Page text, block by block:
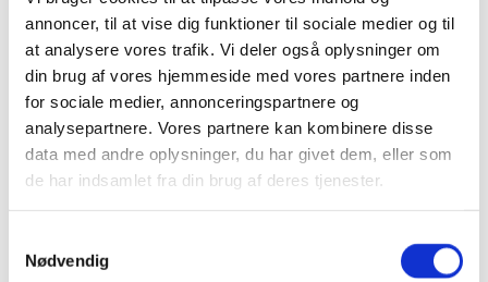
annoncer, til at vise dig funktioner til sociale medier og til
at analysere vores trafik. Vi deler også oplysninger om
din brug af vores hjemmeside med vores partnere inden
for sociale medier, annonceringspartnere og
analysepartnere. Vores partnere kan kombinere disse
data med andre oplysninger, du har givet dem, eller som
de har indsamlet fra din brug af deres tjenester.
Nødvendig
Den nyeste version er 7.5.3, der indeholder en del
komponenter som er blevet bygget i nemStudie. Ved
at opgradere kan disse komponenter fjernes og
standard komponenter anvendes i stedet.
Ved at udskifte disse komponenter får man enklere
vedligehold og en mere ens brugeroplevelse på
tværs af offentlige hjemmesider.
ESASUDV-349